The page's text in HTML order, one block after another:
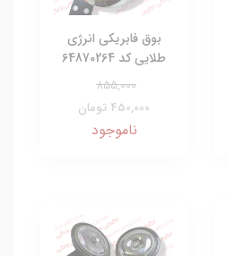
بوق فابریکی انرژی
طلایی کد 64870264
855,000
450,000 تومان
ناموجود